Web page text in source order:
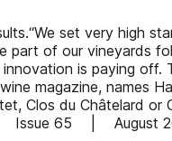
set very high
part of our vineyards
is paying off.
magazine, names
Clos du Châtelard
| Issue 65 | August